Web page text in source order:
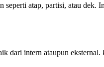
atap, partisi, atau
intern ataupun